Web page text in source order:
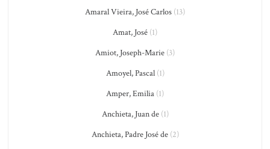
Amaral Vieira, José Carlos (13)
Amat, José (1)
Amiot, Joseph-Marie (3)
Amoyel, Pascal(1)
Amper, Emilia (1)
Anchieta, Juan de(1)
Anchieta, Padre José de(2)